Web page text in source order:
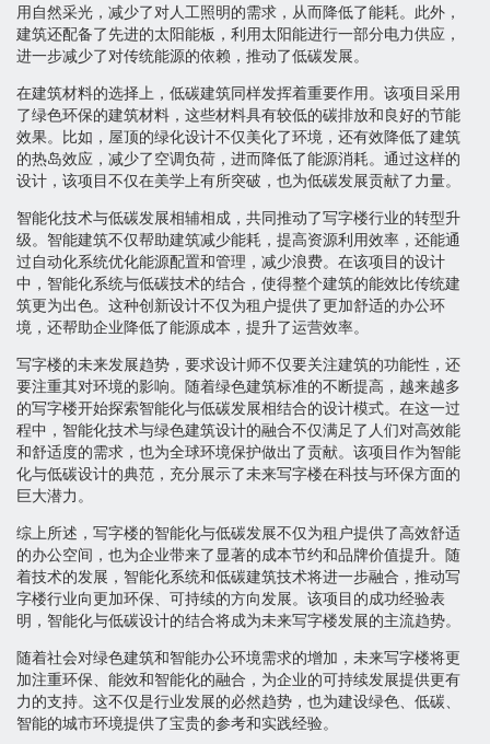
用自然采光，减少了对人工照明的需求，从而降低了能耗。此外，
建筑还配备了先进的太阳能板，利用太阳能进行一部分电力供应，
进一步减少了对传统能源的依赖，推动了低碳发展。
在建筑材料的选择上，低碳建筑同样发挥着重要作用。该项目采用
了绿色环保的建筑材料，这些材料具有较低的碳排放和良好的节能
效果。比如，屋顶的绿化设计不仅美化了环境，还有效降低了建筑
的热岛效应，减少了空调负荷，进而降低了能源消耗。通过这样的
设计，该项目不仅在美学上有所突破，也为低碳发展贡献了力量。
智能化技术与低碳发展相辅相成，共同推动了写字楼行业的转型升
级。智能建筑不仅帮助建筑减少能耗，提高资源利用效率，还能通
过自动化系统优化能源配置和管理，减少浪费。在该项目的设计
中，智能化系统与低碳技术的结合，使得整个建筑的能效比传统建
筑更为出色。这种创新设计不仅为租户提供了更加舒适的办公环
境，还帮助企业降低了能源成本，提升了运营效率。
写字楼的未来发展趋势，要求设计师不仅要关注建筑的功能性，还
要注重其对环境的影响。随着绿色建筑标准的不断提高，越来越多
的写字楼开始探索智能化与低碳发展相结合的设计模式。在这一过
程中，智能化技术与绿色建筑设计的融合不仅满足了人们对高效能
和舒适度的需求，也为全球环境保护做出了贡献。该项目作为智能
化与低碳设计的典范，充分展示了未来写字楼在科技与环保方面的
巨大潜力。
综上所述，写字楼的智能化与低碳发展不仅为租户提供了高效舒适
的办公空间，也为企业带来了显著的成本节约和品牌价值提升。随
着技术的发展，智能化系统和低碳建筑技术将进一步融合，推动写
字楼行业向更加环保、可持续的方向发展。该项目的成功经验表
明，智能化与低碳设计的结合将成为未来写字楼发展的主流趋势。
随着社会对绿色建筑和智能办公环境需求的增加，未来写字楼将更
加注重环保、能效和智能化的融合，为企业的可持续发展提供更有
力的支持。这不仅是行业发展的必然趋势，也为建设绿色、低碳、
智能的城市环境提供了宝贵的参考和实践经验。